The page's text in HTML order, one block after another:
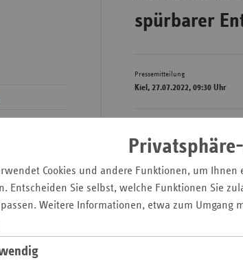
Cookies und andere Funktionen, um
Entscheiden Sie selbst, welche Funktionen Sie
Weitere Informationen, etwa zum Umgang
spürbarer
Pressemitteilung
Kiel, 27.07.2022, 09:30 Uhr
Die Kosten, die
Unterkunft und
sind in Schleswig-
(vdek) errechnete
das entspricht einer